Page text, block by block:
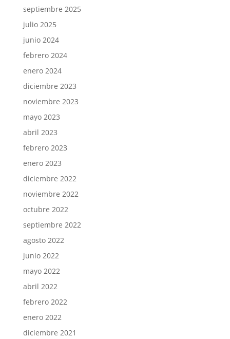
septiembre 2025
julio 2025
junio 2024
febrero 2024
enero 2024
diciembre 2023
noviembre 2023
mayo 2023
abril 2023
febrero 2023
enero 2023
diciembre 2022
noviembre 2022
octubre 2022
septiembre 2022
agosto 2022
junio 2022
mayo 2022
abril 2022
febrero 2022
enero 2022
diciembre 2021